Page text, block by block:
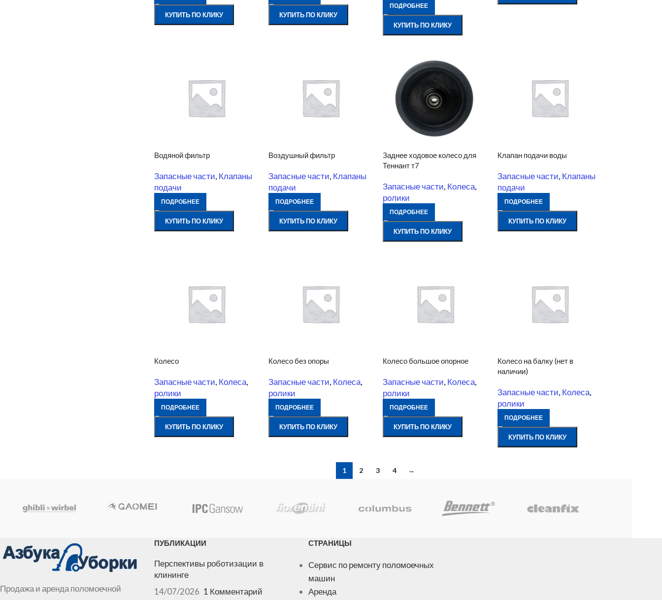
КУПИТЬ ПО КЛИКУ КУПИТЬ ПО КЛИКУ
ПОДРОБНЕЕ
КУПИТЬ ПО КЛИКУ
Водяной фильтр
Запасные части, Клапаны
подачи
ПОДРОБНЕЕ
КУПИТЬ ПО КЛИКУ
Воздушный фильтр
Запасные части, Клапаны
подачи
ПОДРОБНЕЕ
КУПИТЬ ПО КЛИКУ
Заднее ходовое колесо для
Теннант т7
Запасные части, Колеса,
ролики
ПОДРОБНЕЕ
КУПИТЬ ПО КЛИКУ
Клапан подачи воды
Запасные части, Клапаны
подачи
ПОДРОБНЕЕ
КУПИТЬ ПО КЛИКУ
Колесо
Запасные части, Колеса,
ролики
ПОДРОБНЕЕ
КУПИТЬ ПО КЛИКУ
Колесо без опоры
Запасные части, Колеса,
ролики
ПОДРОБНЕЕ
КУПИТЬ ПО КЛИКУ
Колесо большое опорное
Запасные части, Колеса,
ролики
ПОДРОБНЕЕ
КУПИТЬ ПО КЛИКУ
Колесо на балку (нет в
наличии)
Запасные части, Колеса,
ролики
ПОДРОБНЕЕ
КУПИТЬ ПО КЛИКУ
1 2 3 4 →
Продажа и аренда поломоечной
ПУБЛИКАЦИИ
Перспективы роботизации в
клининге
14/07/2026 1 Комментарий
СТРАНИЦЫ
Сервис по ремонту поломоечных
машин
Аренда